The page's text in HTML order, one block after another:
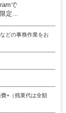
で
定...
どの事務作業をお
+（残業代は全額